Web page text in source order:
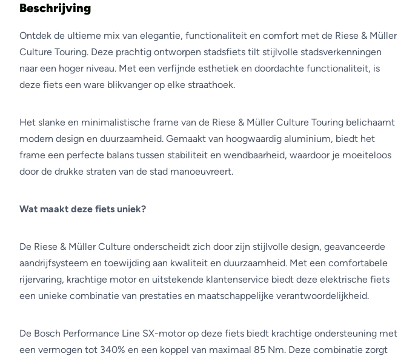
Beschrijving
Ontdek de ultieme mix van elegantie, functionaliteit en comfort met de Riese & Müller
Culture Touring. Deze prachtig ontworpen stadsfiets tilt stijlvolle stadsverkenningen
naar een hoger niveau. Met een verfijnde esthetiek en doordachte functionaliteit, is
deze fiets een ware blikvanger op elke straathoek.
Het slanke en minimalistische frame van de Riese & Müller Culture Touring belichaamt
modern design en duurzaamheid. Gemaakt van hoogwaardig aluminium, biedt het
frame een perfecte balans tussen stabiliteit en wendbaarheid, waardoor je moeiteloos
door de drukke straten van de stad manoeuvreert.
Wat maakt deze fiets uniek?
De Riese & Müller Culture onderscheidt zich door zijn stijlvolle design, geavanceerde
aandrijfsysteem en toewijding aan kwaliteit en duurzaamheid. Met een comfortabele
rijervaring, krachtige motor en uitstekende klantenservice biedt deze elektrische fiets
een unieke combinatie van prestaties en maatschappelijke verantwoordelijkheid.
De Bosch Performance Line SX-motor op deze fiets biedt krachtige ondersteuning met
een vermogen tot 340% en een koppel van maximaal 85 Nm. Deze combinatie zorgt